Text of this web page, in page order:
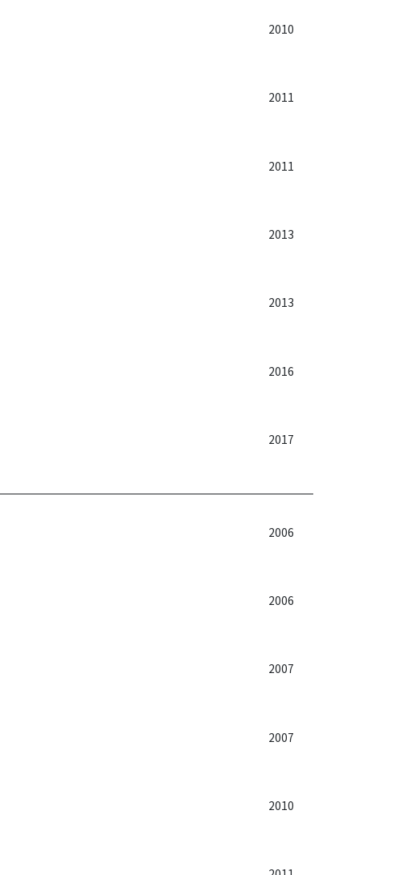
2010
2011
2011
2013
2013
2016
2017
2006
2006
2007
2007
2010